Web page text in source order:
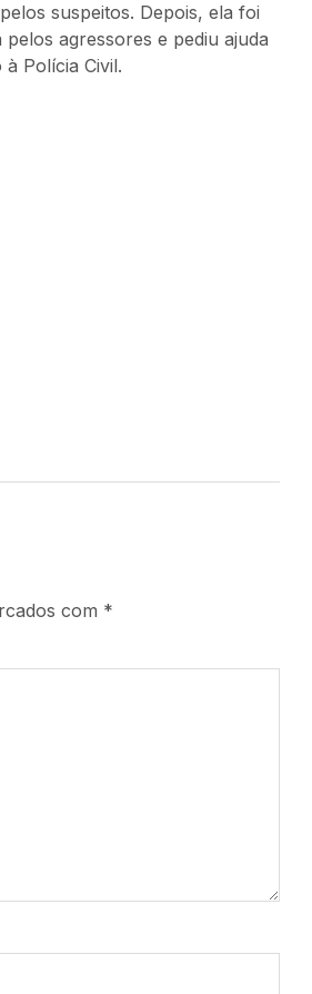
suspeitos. Depois, ela foi
agressores e pediu ajuda
Polícia Civil.
com *